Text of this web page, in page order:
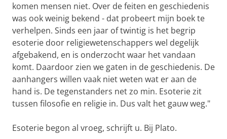
komen mensen niet. Over de feiten en geschiedenis
was ook weinig bekend - dat probeert mijn boek te
verhelpen. Sinds een jaar of twintig is het begrip
esoterie door religiewetenschappers wel degelijk
afgebakend, en is onderzocht waar het vandaan
komt. Daardoor zien we gaten in de geschiedenis. De
aanhangers willen vaak niet weten wat er aan de
hand is. De tegenstanders net zo min. Esoterie zit
tussen filosofie en religie in. Dus valt het gauw weg."
Esoterie begon al vroeg, schrijft u. Bij Plato.